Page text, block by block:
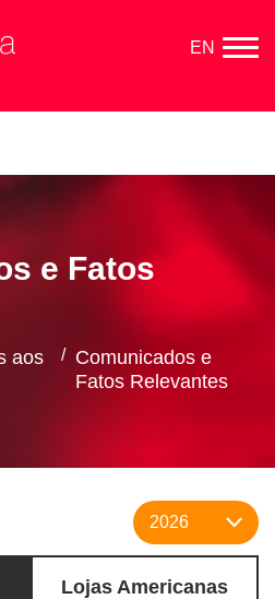
EN
e Fatos
aos
/ Comunicados e
Fatos Relevantes
Lojas Americanas